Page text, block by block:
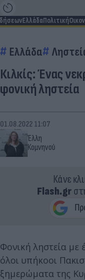
ΕλλάδαΠολιτική
Ελλάδα
Κιλκίς: Ένας
φονική ληστεία
Έλλη
Κομνηνού
01.08.2022 11:07
Κάνε
Flash.gr
Φονική ληστεία με
όλοι υπήκοοι
ξημερώματα της